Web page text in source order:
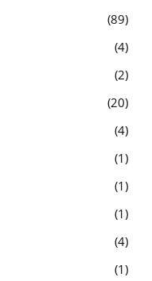
89
4
2
20
4
1
1
1
4
1